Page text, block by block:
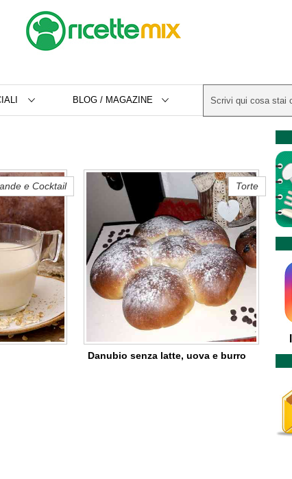
BLOG / MAGAZINE
e Cocktail
Danubio senza latte, uova e burro
Torte